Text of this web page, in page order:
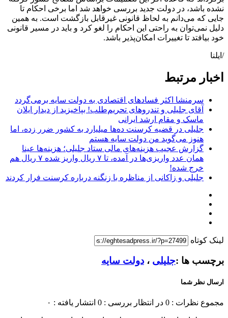
نشده باشد، در دولت جدید بررسی خواهد شد اما برخی احکام تا
جایی که می‌دانم به لحاظ قانونی غیرقابل بازگشت است. به همین
دلیل نمی‌توان به راحتی این احکام را لغو کرد و باید در مسیر قانونی
خود بیافتد تا تغییرات امکان‌پذیر باشد.
/ایلنا
اخبار مرتبط
سرمنشا اکثر فسادهای اقتصادی به دولت سایه برمی‌گردد
آقای جلیلی و تندروهای تحریم‌طلب! بپاخیزید از دیدار ایلان
ماسک و مقام ارشد ایرانی
جلیلی در قضیه کرسنت ده‌ها میلیارد به کشور ضرر زده، اما
هنوز می‌گوید من دولت سایه هستم
گزارش عجیب هزینه‌های مالی ستاد جلیلی؛ هزینه‌ها عینا
همان عدد واریزی‌ها در آمده، تا ۷ ریال واریز شده ۷ ریال هم
خرج شده!
جلیلی و زاکانی از مناظره با زنگنه درباره کرسنت فرار کردند
لینک کوتاه
برچسب ها :جلیلی ، دولت سایه
ارسال نظر شما
مجموع نظرات : 0 در انتظار بررسی : 0 انتشار یافته : ۰